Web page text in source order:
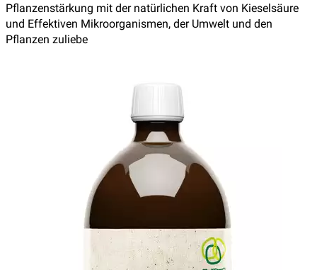
Pflanzenstärkung mit der natürlichen Kraft von Kieselsäure
und Effektiven Mikroorganismen, der Umwelt und den
Pflanzen zuliebe